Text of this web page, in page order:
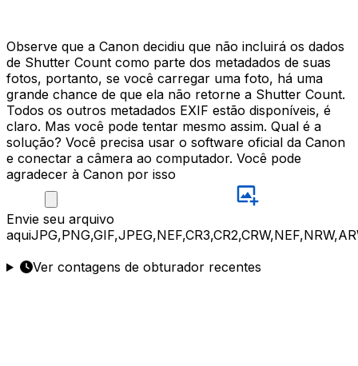
Observe que a Canon decidiu que não incluirá os dados
de Shutter Count como parte dos metadados de suas
fotos, portanto, se você carregar uma foto, há uma
grande chance de que ela não retorne a Shutter Count.
Todos os outros metadados EXIF estão disponíveis, é
claro. Mas você pode tentar mesmo assim. Qual é a
solução? Você precisa usar o software oficial da Canon
e conectar a câmera ao computador. Você pode
agradecer à Canon por isso
Envie seu arquivo
aqui
Ver contagens de obturador recentes